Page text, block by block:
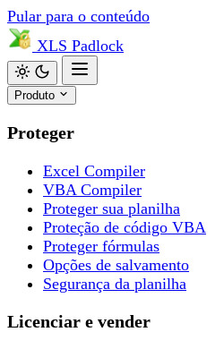
Pular para o conteúdo
XLS Padlock
Produto
Proteger
Excel Compiler
VBA Compiler
Proteger sua planilha
Proteção de código VBA
Proteger fórmulas
Opções de salvamento
Segurança da planilha
Licenciar e vender